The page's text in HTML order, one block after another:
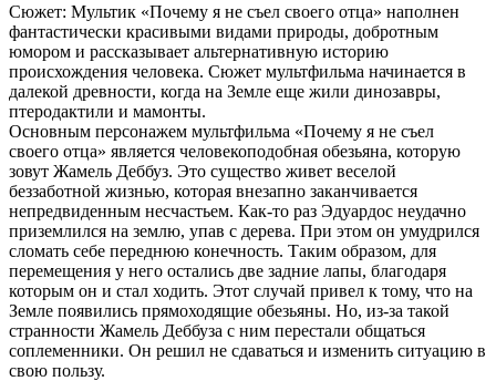
Сюжет: Мультик «Почему я не съел своего отца» наполнен
фантастически красивыми видами природы, добротным
юмором и рассказывает альтернативную историю
происхождения человека. Сюжет мультфильма начинается в
далекой древности, когда на Земле еще жили динозавры,
птеродактили и мамонты.
Основным персонажем мультфильма «Почему я не съел
своего отца» является человекоподобная обезьяна, которую
зовут Жамель Деббуз. Это существо живет веселой
беззаботной жизнью, которая внезапно заканчивается
непредвиденным несчастьем. Как-то раз Эдуардос неудачно
приземлился на землю, упав с дерева. При этом он умудрился
сломать себе переднюю конечность. Таким образом, для
перемещения у него остались две задние лапы, благодаря
которым он и стал ходить. Этот случай привел к тому, что на
Земле появились прямоходящие обезьяны. Но, из-за такой
странности Жамель Деббуза с ним перестали общаться
соплеменники. Он решил не сдаваться и изменить ситуацию в
свою пользу.